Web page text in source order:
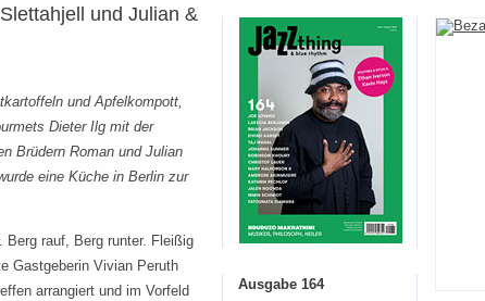
und Julian &
und Apfelkompott,
Dieter Ilg mit der
Brüdern Roman und Julian
eine Küche in Berlin zur
Berg rauf, Berg runter. Fleißig
Gastgeberin Vivian Peruth
arrangiert und im Vorfeld
Ausgabe 164